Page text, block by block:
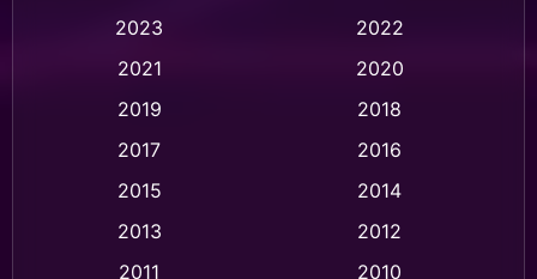
Animation แอนิเมชัน (1)
Animation แอนิเมชั่น (1)
2023
2022
2021
2020
2019
2018
2017
2016
2015
2014
2013
2012
2011
2010